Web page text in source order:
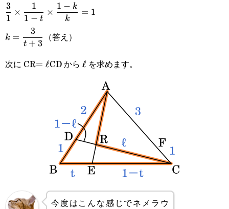
\displaystyle
\frac{3}
{1}\times\frac{1}
{1-
1
3
×
1 − t
1
×
k
1 − k
= 1
\displaystyle
k=\frac{3}
{t+3}
k =
t + 3
3 （答え）
次に CR=\ell
= ℓCD から \ell
ℓを求めます。
今度はこんな感じでネメラウ